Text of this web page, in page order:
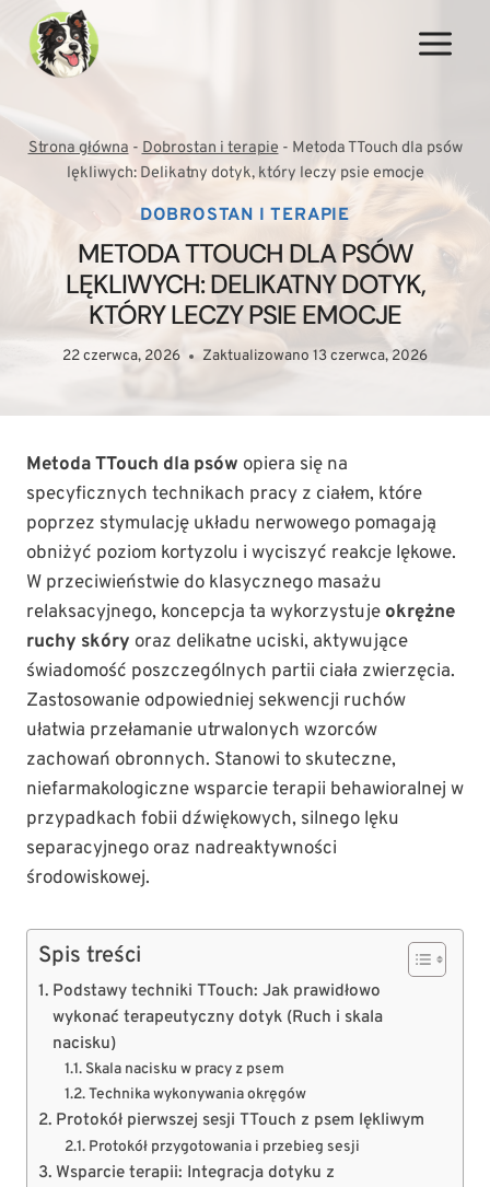
Przejdź
treści
Strona główna-Dobrostan i terapie- Metoda TTouch dla psów
lękliwych: Delikatny dotyk, który leczy psie emocje
DOBROSTAN I TERAPIE
METODA TTOUCH DLA PSÓW
LĘKLIWYCH: DELIKATNY DOTYK,
KTÓRY LECZY PSIE EMOCJE
22 czerwca, 2026 Zaktualizowano 13 czerwca, 2026
Metoda TTouch dla psów opiera się na
specyficznych technikach pracy z ciałem, które
poprzez stymulację układu nerwowego pomagają
obniżyć poziom kortyzolu i wyciszyć reakcje lękowe.
W przeciwieństwie do klasycznego masażu
relaksacyjnego, koncepcja ta wykorzystuje okrężne
ruchy skóry oraz delikatne uciski, aktywujące
świadomość poszczególnych partii ciała zwierzęcia.
Zastosowanie odpowiedniej sekwencji ruchów
ułatwia przełamanie utrwalonych wzorców
zachowań obronnych. Stanowi to skuteczne,
niefarmakologiczne wsparcie terapii behawioralnej w
przypadkach fobii dźwiękowych, silnego lęku
separacyjnego oraz nadreaktywności
środowiskowej.
Spis treści
Podstawy techniki TTouch: Jak prawidłowo
wykonać terapeutyczny dotyk (Ruch i skala
nacisku)
Skala nacisku w pracy z psem
Technika wykonywania okręgów
Protokół pierwszej sesji TTouch z psem lękliwym
Protokół przygotowania i przebieg sesji
Wsparcie terapii: Integracja dotyku z